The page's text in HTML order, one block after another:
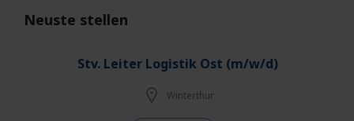
Neuste stellen
Stv. Leiter Logistik Ost (m/w/d)
Winterthur